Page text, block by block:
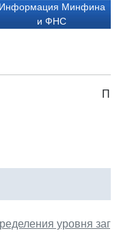
Информация Минфина
и ФНС
уровня